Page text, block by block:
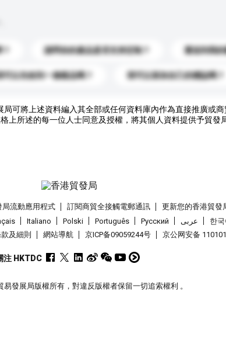
請問你的產品是否支持定制？ 運送到我
可以先收到一個樣品嗎？ 我可以添加自己的標誌嗎？
局可將上述資料編入其全部或任何資料庫內作為直接推廣或
上所述的每一位人士同意及授權，將其個人資料提供予貿發
局流動應用程式 訂閱商貿全接觸電郵通訊 更新您的香港貿發
Italiano Polski Português Pусский عربى 한국
及細則 網站導航 京ICP备09059244号 京公网安备
注 HKTDC
易發展局版權所有，對違反版權者保留一切追索權利 。